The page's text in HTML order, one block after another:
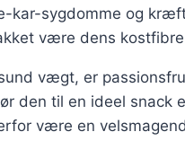
kar-sygdomme og
være dens
vægt, er
den til en ideel snack
være en